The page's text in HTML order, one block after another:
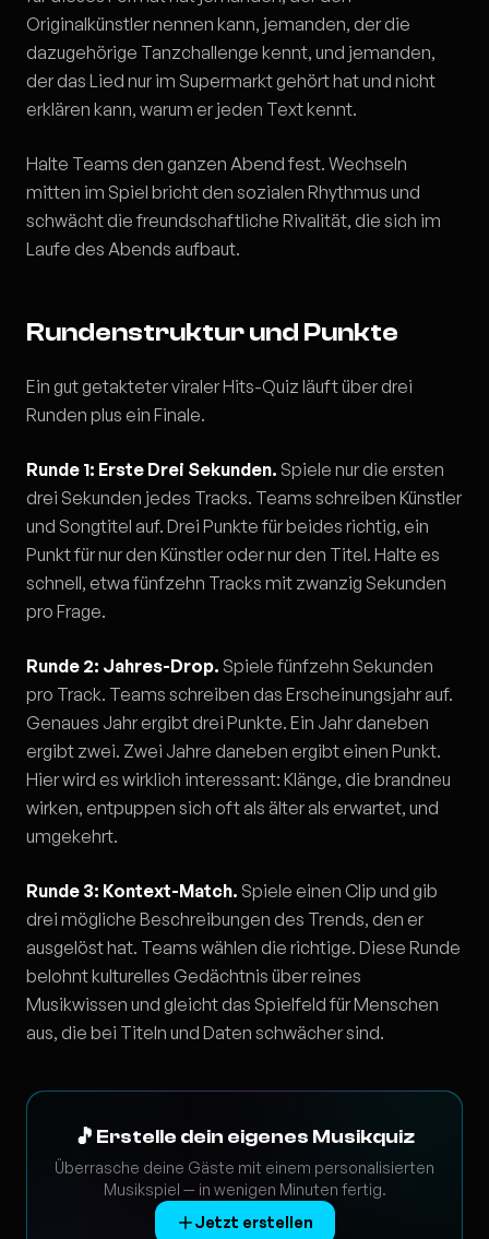
Originalkünstler nennen kann, jemanden, der die
dazugehörige Tanzchallenge kennt, und jemanden,
der das Lied nur im Supermarkt gehört hat und nicht
erklären kann, warum er jeden Text kennt.
Halte Teams den ganzen Abend fest. Wechseln
mitten im Spiel bricht den sozialen Rhythmus und
schwächt die freundschaftliche Rivalität, die sich im
Laufe des Abends aufbaut.
Rundenstruktur und Punkte
Ein gut getakteter viraler Hits-Quiz läuft über drei
Runden plus ein Finale.
Runde 1: Erste Drei Sekunden. Spiele nur die ersten
drei Sekunden jedes Tracks. Teams schreiben Künstler
und Songtitel auf. Drei Punkte für beides richtig, ein
Punkt für nur den Künstler oder nur den Titel. Halte es
schnell, etwa fünfzehn Tracks mit zwanzig Sekunden
pro Frage.
Runde 2: Jahres-Drop. Spiele fünfzehn Sekunden
pro Track. Teams schreiben das Erscheinungsjahr auf.
Genaues Jahr ergibt drei Punkte. Ein Jahr daneben
ergibt zwei. Zwei Jahre daneben ergibt einen Punkt.
Hier wird es wirklich interessant: Klänge, die brandneu
wirken, entpuppen sich oft als älter als erwartet, und
umgekehrt.
Runde 3: Kontext-Match. Spiele einen Clip und gib
drei mögliche Beschreibungen des Trends, den er
ausgelöst hat. Teams wählen die richtige. Diese Runde
belohnt kulturelles Gedächtnis über reines
Musikwissen und gleicht das Spielfeld für Menschen
aus, die bei Titeln und Daten schwächer sind.
🎵 Erstelle dein eigenes Musikquiz
Überrasche deine Gäste mit einem personalisierten
Musikspiel — in wenigen Minuten fertig.
Jetzt erstellen